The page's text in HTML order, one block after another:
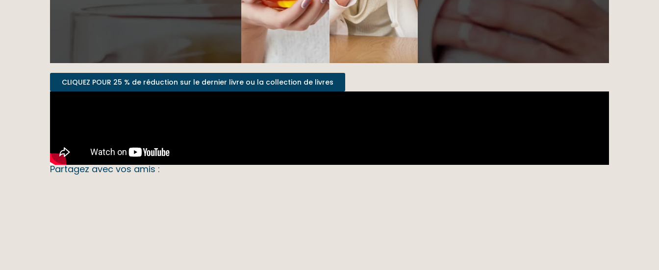
CLIQUEZ POUR 25 % de réduction sur le dernier livre ou la collection de livres
Partagez avec vos amis :